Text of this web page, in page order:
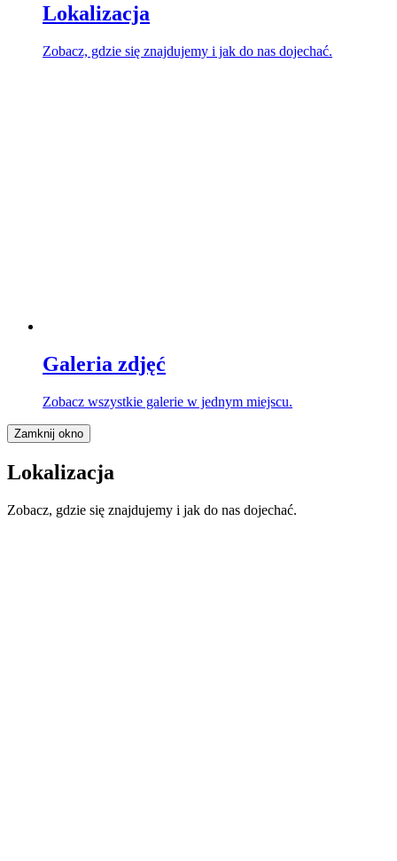
Lokalizacja
Zobacz, gdzie się znajdujemy i jak do nas dojechać.
Galeria zdjęć
Zobacz wszystkie galerie w jednym miejscu.
Zamknij okno
Lokalizacja
Zobacz, gdzie się znajdujemy i jak do nas dojechać.